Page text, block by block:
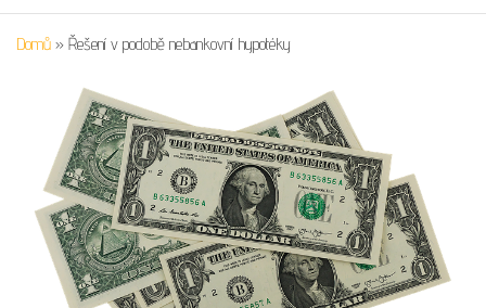
Domů » Řešení v podobě nebankovní hypotéky